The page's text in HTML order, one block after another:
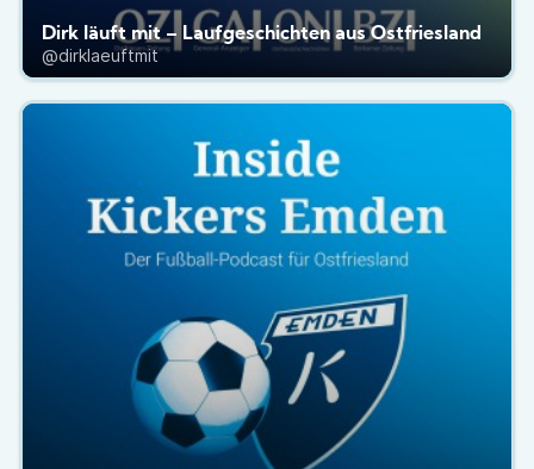
Dirk läuft mit – Laufgeschichten aus Ostfriesland
@dirklaeuftmit